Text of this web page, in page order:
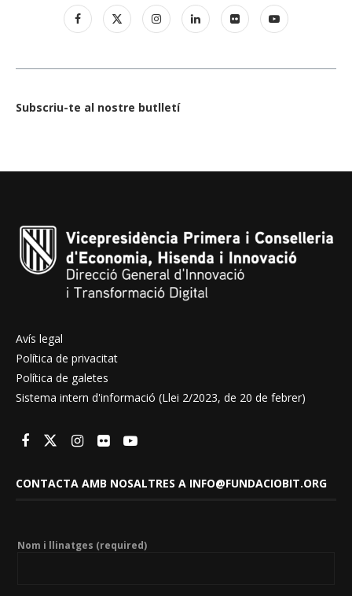
Subscriu-te al nostre butlletí
Avís legal
Política de privacitat
Política de galetes
Sistema intern d'informació (Llei 2/2023, de 20 de febrer)
CONTACTA AMB NOSALTRES A INFO@FUNDACIOBIT.ORG
Nom i llinatges (required)